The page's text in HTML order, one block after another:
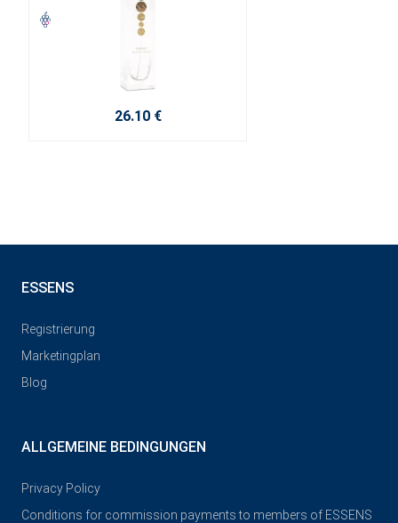
26.10 €
ESSENS
Registrierung
Marketingplan
Blog
ALLGEMEINE BEDINGUNGEN
Privacy Policy
Conditions for commission payments to members of ESSENS